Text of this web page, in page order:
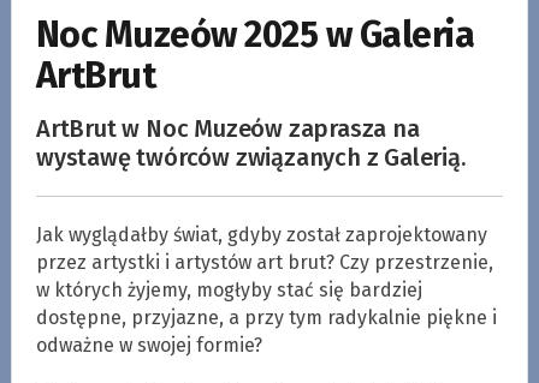
Noc Muzeów 2025 w Galeria
ArtBrut
ArtBrut w Noc Muzeów zaprasza na
wystawę twórców związanych z Galerią.
Jak wyglądałby świat, gdyby został zaprojektowany
przez artystki i artystów art brut? Czy przestrzenie,
w których żyjemy, mogłyby stać się bardziej
dostępne, przyjazne, a przy tym radykalnie piękne i
odważne w swojej formie?